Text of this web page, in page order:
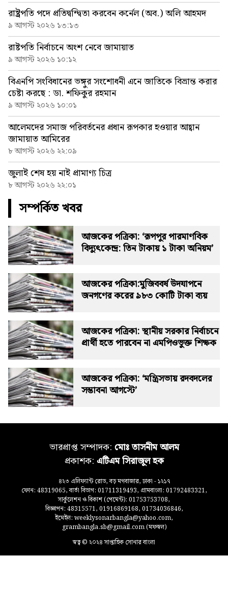
রাষ্ট্রপতি পদে প্রতিদ্বন্দ্বিতা করবেন কর্নেল (অব.) অলি আহমদ
৯ আগস্ট ২০২৬ ১৩:১৩
রাষ্টপতি নির্বাচনে অংশ নেবে জামায়াত
৯ আগস্ট ২০২৬ ১০:১২
বিএনপি সংবিধানের ভঙ্গুর সংশোধনী এনে জাতিকে বিভ্রান্ত করার
চেষ্টা করছে : ডা. শফিকুর রহমান
৯ আগস্ট ২০২৬ ১০:০১
আলেমদের সমাজ পরিবর্তনের প্রধান রূপকার হওয়ার আহ্বান
জামায়াত আমিরের
৮ আগস্ট ২০২৬ ২২:০৯
জুলাই শেষ হয় নাই প্রামাণ্য চিত্র
৮ আগস্ট ২০২৬ ২২:০১
সম্পর্কিত খবর
আজকের পত্রিকা: ‘রূপপুর পারমাণবিক
বিদ্যুৎকেন্দ্র: তিন টাকায় ১ টাকা অনিয়ম’
আজকের পত্রিকা:মুজিববর্ষ উদযাপনে
জনগণের করের ৯৮৩ কোটি টাকা ব্যয়
আজকের পত্রিকা: স্থানীয় সরকার নির্বাচনে
প্রার্থী হতে পারবেন না এমপিওভুক্ত শিক্ষক
আজকের পত্রিকা: ‘মন্ত্রিসভায় রদবদলের
সম্ভাবনা আগস্টে’
ভারপ্রাপ্ত সম্পাদক: মোঃ তাসনীম আলম
প্রকাশক: এটিএম সিরাজুল হক
৪২৩ এলিফ্যান্ট রোড, বড় মগবাজার, ঢাকা - ১২১৭
ফোন: 48319065, বার্তা বিভাগ: 01711319493, গ্রামবাংলা: 01792483321,
সার্কুলেশন ও বিকাশ (পেমেন্ট): 01753753708,
বিজ্ঞাপন: 48315571, 01916869168, 01734036846,
ইমেইল: weeklysonarbangla@yahoo.com,
grambangla.sb@gmail.com (মফস্বল)
স্বত্ব © ২০২৪ সাপ্তাহিক সোনার বাংলা